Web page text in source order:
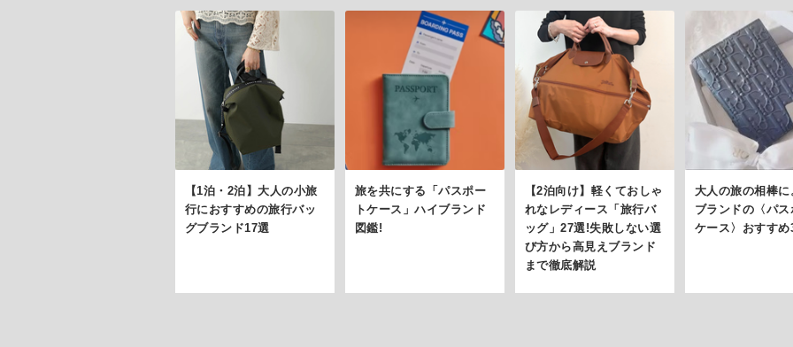
【1泊・2泊】大人の小旅
行におすすめの旅行バッ
グブランド17選
旅を共にする「パスポー
トケース」ハイブランド
図鑑!
【2泊向け】軽くておしゃ
れなレディース「旅行バ
ッグ」27選!失敗しない選
び方から高見えブランド
まで徹底解説
大人の旅の相棒に
ブランドの〈パ
ケース〉おすすめ